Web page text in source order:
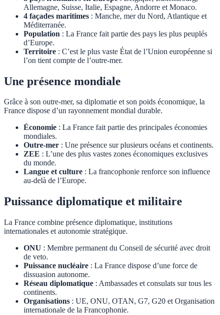
Allemagne, Suisse, Italie, Espagne, Andorre et Monaco.
4 façades maritimes : Manche, mer du Nord, Atlantique et
Méditerranée.
Population : La France fait partie des pays les plus peuplés
d’Europe.
Territoire : C’est le plus vaste État de l’Union européenne si
l’on tient compte de l’outre-mer.
Une présence mondiale
Grâce à son outre-mer, sa diplomatie et son poids économique, la
France dispose d’un rayonnement mondial durable.
Économie : La France fait partie des principales économies
mondiales.
Outre-mer : Une présence sur plusieurs océans et continents.
ZEE : L’une des plus vastes zones économiques exclusives
du monde.
Langue et culture : La francophonie renforce son influence
au-delà de l’Europe.
Puissance diplomatique et militaire
La France combine présence diplomatique, institutions
internationales et autonomie stratégique.
ONU : Membre permanent du Conseil de sécurité avec droit
de veto.
Puissance nucléaire : La France dispose d’une force de
dissuasion autonome.
Réseau diplomatique : Ambassades et consulats sur tous les
continents.
Organisations : UE, ONU, OTAN, G7, G20 et Organisation
internationale de la Francophonie.